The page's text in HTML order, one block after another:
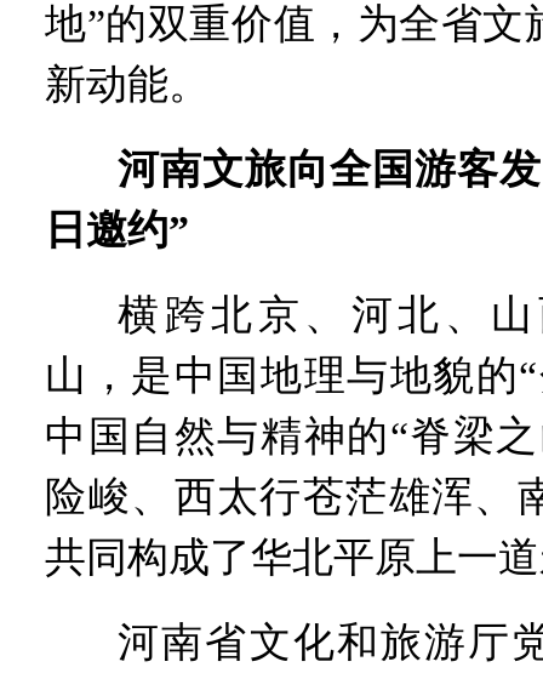
地”的双重价值，为全省文
新动能。
河南文旅向全国游客
日邀约”
横跨北京、河北、
山，是中国地理与地貌的
中国自然与精神的“脊梁
险峻、西太行苍茫雄浑、
共同构成了华北平原上一
河南省文化和旅游厅